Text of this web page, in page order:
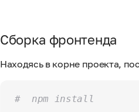
Сборка фронтенда
Находясь в корне проекта,
#  npm install